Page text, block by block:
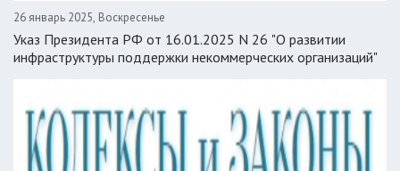
26 январь 2025, Воскресенье
Указ Президента РФ от 16.01.2025 N 26 "О развитии
инфраструктуры поддержки некоммерческих организаций"